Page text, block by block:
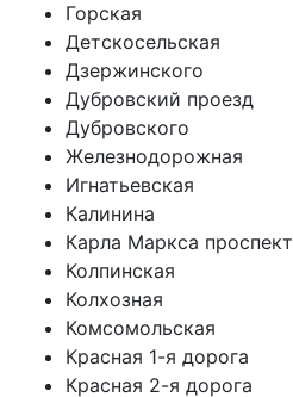
Горская
Детскосельская
Дзержинского
Дубровский проезд
Дубровского
Железнодорожная
Игнатьевская
Калинина
Карла Маркса проспект
Колпинская
Колхозная
Комсомольская
Красная 1-я дорога
Красная 2-я дорога